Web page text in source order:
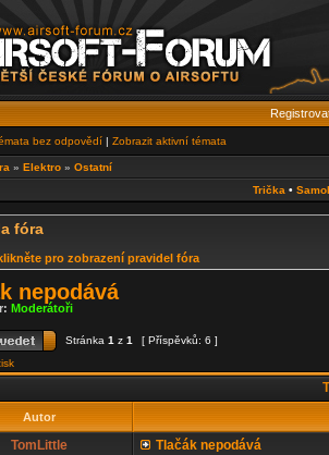
bez odpovědí | Zobrazit aktivní témata
» Elektro » Ostatní
Trička •
fóra
pro zobrazení pravidel fóra
nepodává
Moderátoři
Stránka 1 z 1
[ Příspěvků: 6 ]
Autor
TomLittle
Tlačák nepodává